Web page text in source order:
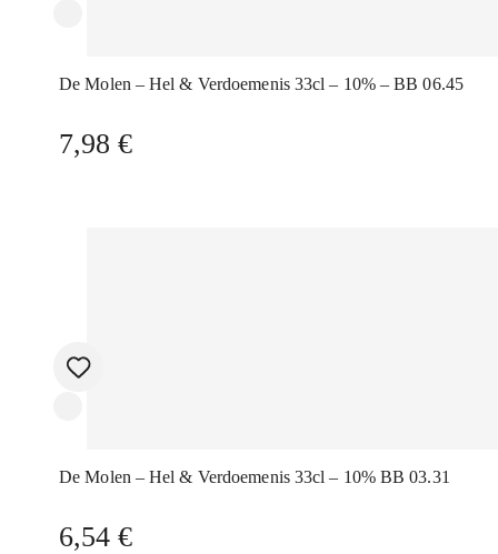
De Molen – Hel & Verdoemenis 33cl – 10% – BB 06.45
7,98 €
De Molen – Hel & Verdoemenis 33cl – 10% BB 03.31
6,54 €